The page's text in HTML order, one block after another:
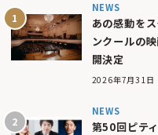
NEWS
あの感動を
ンクールの
開決定
2026年7月31日
NEWS
第50回ピテ